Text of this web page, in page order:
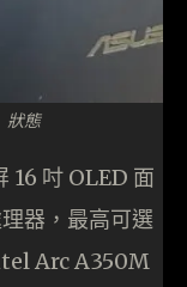
狀態
吋 OLED 面
器，最高可選
Arc A350M